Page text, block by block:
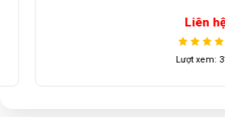
Liên hệ
Lượt xem: 3110